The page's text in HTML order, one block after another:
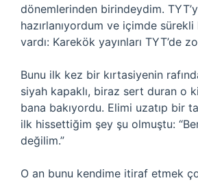
dönemlerinden birindeydim.
hazırlanıyordum ve içimde
vardı: Karekök yayınları TYT’de
Bunu ilk kez bir kırtasiyenin
siyah kapaklı, biraz sert duran o
bana bakıyordu. Elimi uzatıp bir
ilk hissettiğim şey şu olmuştu:
değilim.”
O an bunu kendime itiraf etmek